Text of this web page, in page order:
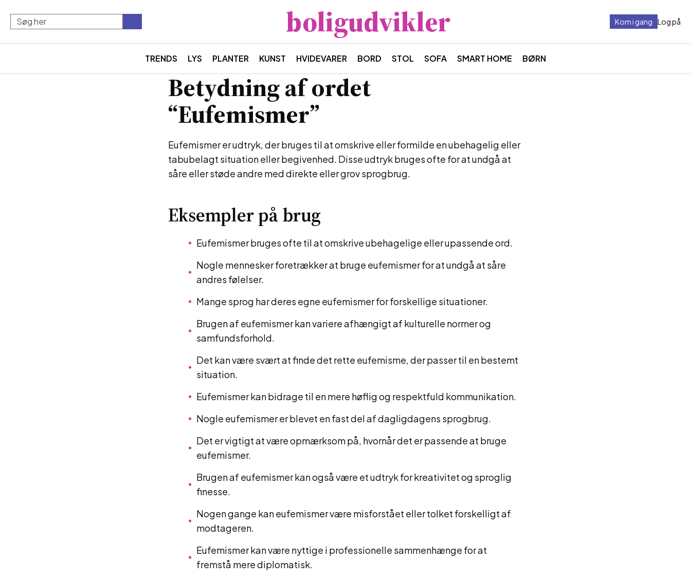
boligudvikler Log på
Kom i gang
TRENDS LYS PLANTER KUNST HVIDEVARER BORD STOL SOFA SMART HOME BØRN
Betydning af ordet
“Eufemismer”
Eufemismer er udtryk, der bruges til at omskrive eller formilde en ubehagelig eller
tabubelagt situation eller begivenhed. Disse udtryk bruges ofte for at undgå at
såre eller støde andre med direkte eller grov sprogbrug.
Eksempler på brug
Eufemismer bruges ofte til at omskrive ubehagelige eller upassende ord.
Nogle mennesker foretrækker at bruge eufemismer for at undgå at såre
andres følelser.
Mange sprog har deres egne eufemismer for forskellige situationer.
Brugen af eufemismer kan variere afhængigt af kulturelle normer og
samfundsforhold.
Det kan være svært at finde det rette eufemisme, der passer til en bestemt
situation.
Eufemismer kan bidrage til en mere høflig og respektfuld kommunikation.
Nogle eufemismer er blevet en fast del af dagligdagens sprogbrug.
Det er vigtigt at være opmærksom på, hvornår det er passende at bruge
eufemismer.
Brugen af eufemismer kan også være et udtryk for kreativitet og sproglig
finesse.
Nogen gange kan eufemismer være misforstået eller tolket forskelligt af
modtageren.
Eufemismer kan være nyttige i professionelle sammenhænge for at
fremstå mere diplomatisk.